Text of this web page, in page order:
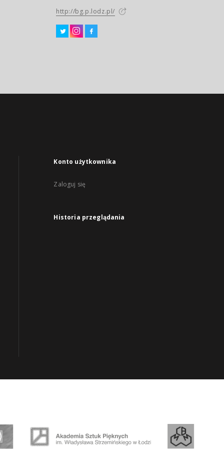
http://bg.p.lodz.pl/
Konto użytkownika
Zaloguj się
Historia przeglądania